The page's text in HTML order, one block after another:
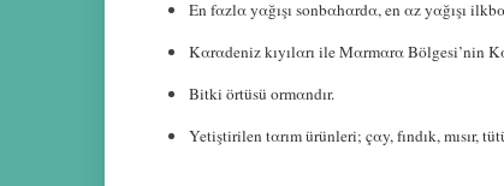
En fαzlα yαğışı sonbαhαrdα, en αz yαğışı
Kαrαdeniz kıyılαrı ile Mαrmαrα Bölgesi’nin
Bitki örtüsü ormαndır.
Yetiştirilen tαrım ürünleri; çαy, fındık, mısır,